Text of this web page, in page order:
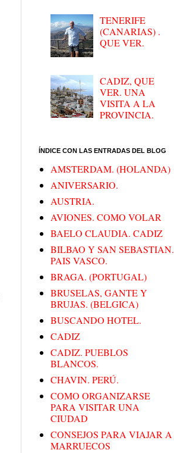
TENERIFE
(CANARIAS) .
QUE VER.
CADIZ, QUE
VER. UNA
VISITA A LA
PROVINCIA.
ÍNDICE CON LAS ENTRADAS DEL BLOG
AMSTERDAM. (HOLANDA)
ANIVERSARIO.
AUSTRIA.
AVIONES. COMO VOLAR
BAELO CLAUDIA. CADIZ
BILBAO Y SAN SEBASTIAN.
PAIS VASCO.
BRAGA. (PORTUGAL)
BRUSELAS, GANTE Y
BRUJAS. (BELGICA)
BUSCANDO HOTEL.
CADIZ
CADIZ. PUEBLOS
BLANCOS.
CHAVIN. PERÚ.
COMO ORGANIZARSE
PARA VISITAR UNA
CIUDAD
CONSEJOS PARA VIAJAR A
MARRUECOS